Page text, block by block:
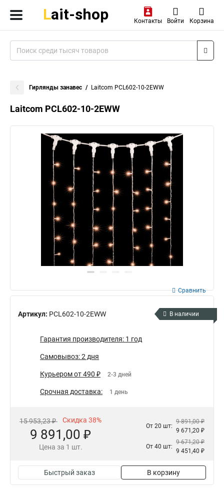
Контакты Войти Корзина
Гирлянды занавес Laitcom PCL602-10-2EWW
Laitcom PCL602-10-2EWW
Артикул: PCL602-10-2EWW
Сравнить
В наличии
Гарантия производителя: 1 год
Самовывоз: 2 дня
Курьером от 490 ₽ 2-3 дней
Срочная доставка: 1 день
15 953,23 ₽ Скидка 38%
9 891,00 ₽
Цена за 1 шт.
От 20 шт:
9 891,00 ₽
9 671,20 ₽
От 40 шт:
9 671,20 ₽
9 451,40 ₽
Быстрый заказ В корзину